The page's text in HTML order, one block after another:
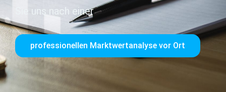
Sie uns nach einer
professionellen Marktwertanalyse vor Ort